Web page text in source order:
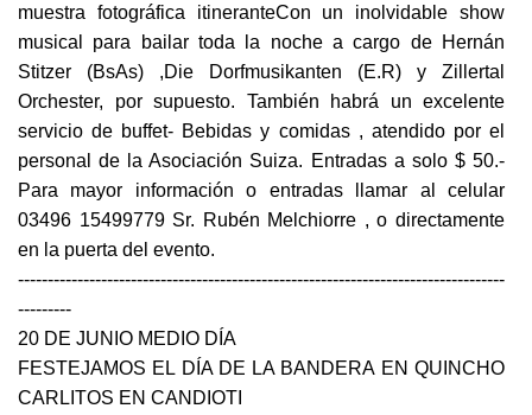
muestra fotográfica itineranteCon un inolvidable show
musical para bailar toda la noche a cargo de Hernán
Stitzer (BsAs) ,Die Dorfmusikanten (E.R) y Zillertal
Orchester, por supuesto. También habrá un excelente
servicio de buffet- Bebidas y comidas , atendido por el
personal de la Asociación Suiza. Entradas a solo $ 50.-
Para mayor información o entradas llamar al celular
03496 15499779 Sr. Rubén Melchiorre , o directamente
en la puerta del evento.
----------------------------------------------------------------------------------
---------
20 DE JUNIO MEDIO DÍA
FESTEJAMOS EL DÍA DE LA BANDERA EN QUINCHO
CARLITOS EN CANDIOTI